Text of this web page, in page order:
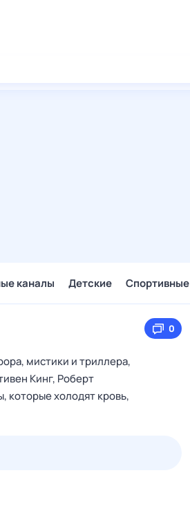
каналы Детские Спортивные
0
мистики и триллера,
Кинг, Роберт
которые холодят кровь,